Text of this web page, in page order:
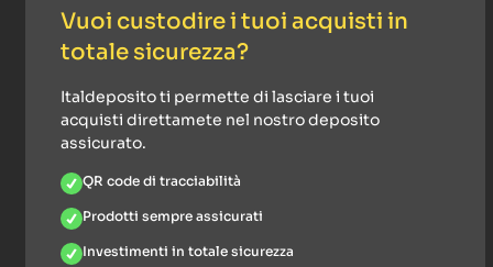
Vuoi custodire i tuoi acquisti in
totale sicurezza?
Italdeposito ti permette di lasciare i tuoi
acquisti direttamete nel nostro deposito
assicurato.
QR code di tracciabilità
Prodotti sempre assicurati
Investimenti in totale sicurezza